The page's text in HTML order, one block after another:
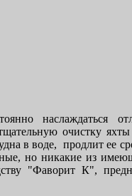
наслаждаться
очистку
в воде, продлит ее
но никакие из
"Фаворит К",